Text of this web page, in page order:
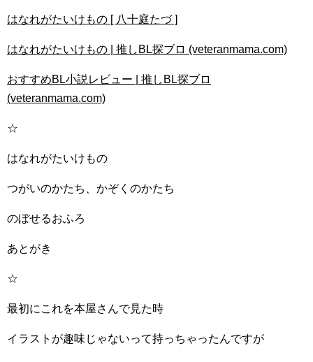
はなれがたいけもの [ 八十庭たづ ]
はなれがたいけもの | 推しBL探ブロ (veteranmama.com)
おすすめBL小説レビュー | 推しBL探ブロ
(veteranmama.com)
☆
はなれがたいけもの
つがいのかたち、かぞくのかたち
のぼせるおふろ
あとがき
☆
最初にこれを本屋さんで見た時
イラストが趣味じゃないって持っちゃったんですが